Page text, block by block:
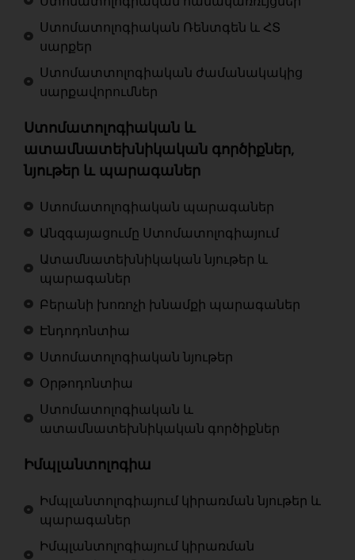
Ստոմատոլոգիական Ռենտգեն և ՀՏ
սարքեր
Ստոմատտոլոգիական ժամանակակից
սարքավորումներ
Ստոմատոլոգիական և
ատամնատեխնիկական գործիքներ,
նյութեր և պարագաներ
Ստոմատոլոգիական պարագաներ
Անզգայացումը Ստոմատոլոգիայում
Ատամնատեխնիկական նյութեր և
պարագաներ
Բերանի խոռոչի խնամքի պարագաներ
Էնդոդոնտիա
Ստոմատոլոգիական նյութեր
Օրթոդոնտիա
Ստոմատոլոգիական և
ատամնատեխնիկական գործիքներ
Իմպլանտոլոգիա
Իմպլանտոլոգիայում կիրառման նյութեր և
պարագաներ
Իմպլանտոլոգիայում կիրառման